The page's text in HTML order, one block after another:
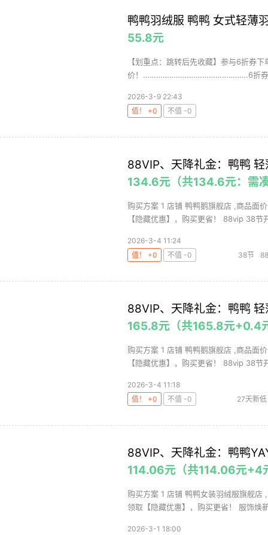
鸭鸭羽绒服 鸭鸭 女式轻薄
55.8元
【划重点：跳转后先收藏】参与6折券
价！…………………………………………6折券及“
2026-3-9 22:43
值！ +0
不值 -0
88VIP、天降礼金：鸭鸭
134.6元（共134.6元：需
购买方案 1 店铺 鸭鸭鹅旗舰店 ,商品面
【隐藏优惠】，购买更省！ 88vip 38节
2026-3-4 11:24
值！ +0
不值 -0 38节
88VIP、天降礼金：鸭鸭
165.8元（共165.8元+0.4
购买方案 1 店铺 鸭鸭鹅旗舰店 ,商品面
【隐藏优惠】，购买更省！ 88vip 38节
2026-3-4 11:18
值！ +0
不值 -0 27天新低
88VIP、天降礼金：鸭鸭
114.06元（共114.06元+4
购买方案 1 店铺 鸭鸭女装羽绒服旗舰
领取【隐藏优惠】，购买更省！ 服饰焕
2026-3-1 18:00